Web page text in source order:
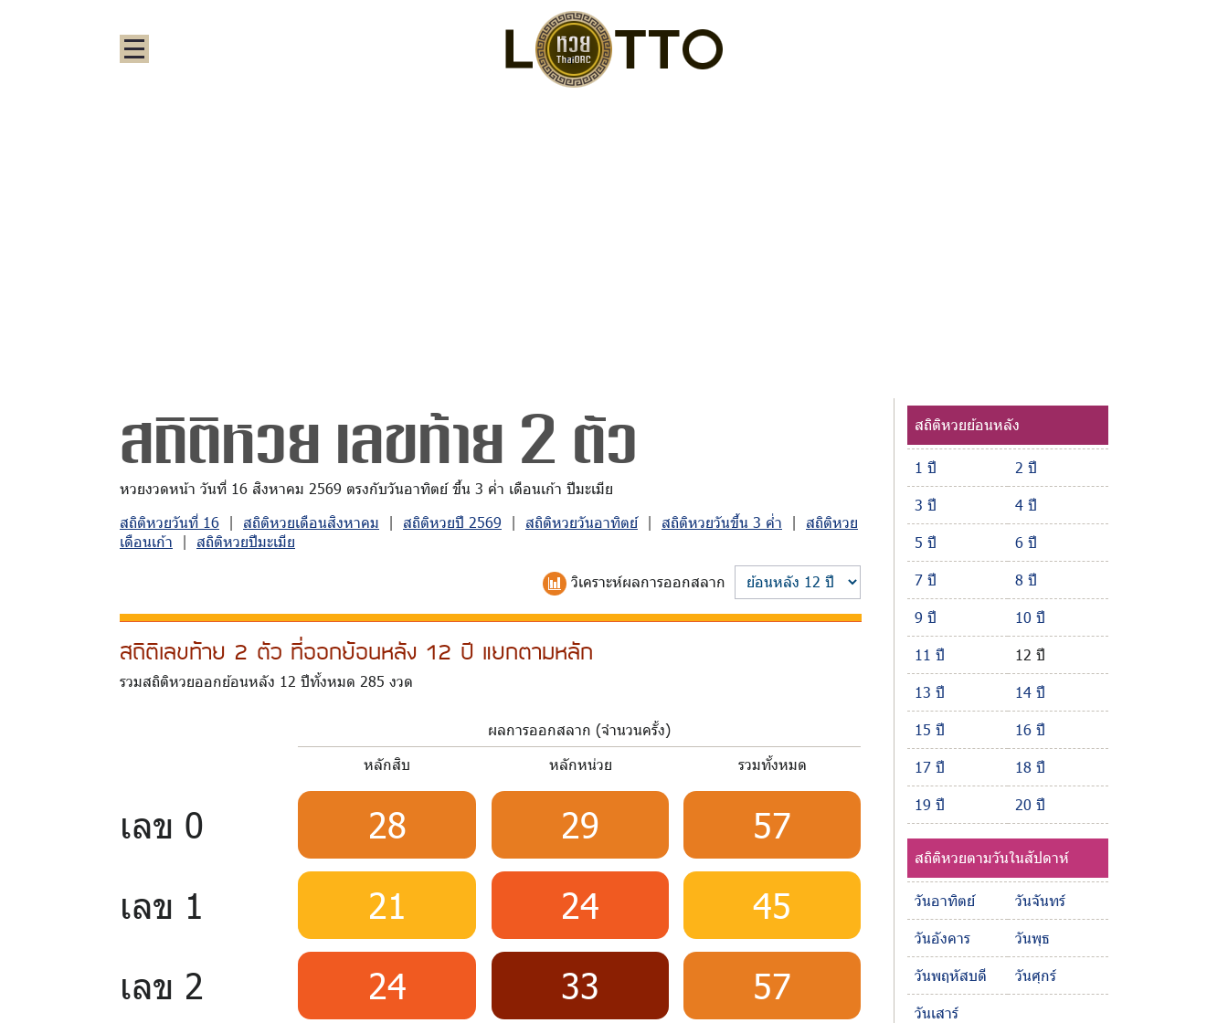
สถิติหวย เลขท้าย 2 ตัว
หวยงวดหน้า วันที่ 16 สิงหาคม 2569 ตรงกับวันอาทิตย์ ขึ้น 3 ค่ำ เดือนเก้า ปีมะเมีย
สถิติหวยวันที่ 16 | สถิติหวยเดือนสิงหาคม | สถิติหวยปี 2569 | สถิติหวยวันอาทิตย์| สถิติหวยวันขึ้น 3 ค่ำ | สถิติหวย
เดือนเก้า | สถิติหวยปีมะเมีย
วิเคราะห์ผลการออกสลาก
สถิติเลขท้าย 2 ตัว ที่ออกย้อนหลัง 12 ปี แยกตามหลัก
รวมสถิติหวยออกย้อนหลัง 12 ปีทั้งหมด 285 งวด
ผลการออกสลาก (จำนวนครั้ง)
หลักสิบ
หลักหน่วย รวมทั้งหมด
เลข 0 28 29
57
เลข 1
21 24
45
เลข 2
24 33
57
สถิติหวยย้อนหลัง
1 ปี
2 ปี
3 ปี
4 ปี
5 ปี
6 ปี
7 ปี
8 ปี
9 ปี
10 ปี
11 ปี
12 ปี
13 ปี
14 ปี
15 ปี
16 ปี
17 ปี
18 ปี
19 ปี
20 ปี
สถิติหวยตามวันในสัปดาห์
วันอาทิตย์
วันจันทร์
วันอังคาร
วันพุธ
วันพฤหัสบดี
วันศุกร์
วันเสาร์